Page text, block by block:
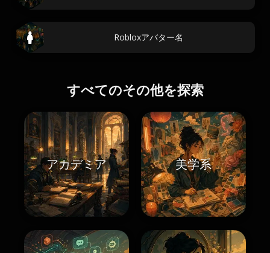
Robloxアバター名
すべてのその他を探索
アカデミア 美学系